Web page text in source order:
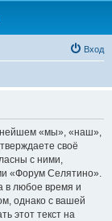
Вход
«мы», «наш»,
своё
с ними,
«Форум Селятино».
в любое время и
однако с вашей
этот текст на